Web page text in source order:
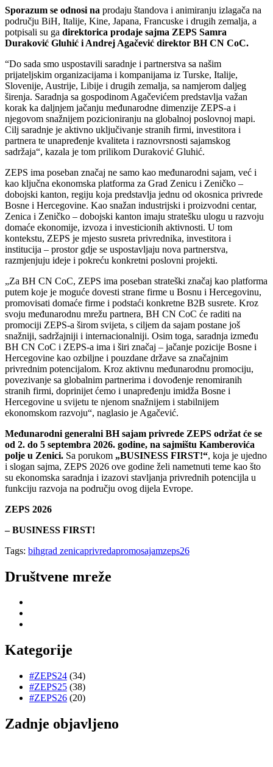
Sporazum se odnosi na prodaju štandova i animiranju izlagača na
području BiH, Italije, Kine, Japana, Francuske i drugih zemalja, a
potpisali su ga direktorica prodaje sajma ZEPS Samra
Duraković Gluhić i Andrej Agačević direktor BH CN CoC.
“Do sada smo uspostavili saradnje i partnerstva sa našim
prijateljskim organizacijama i kompanijama iz Turske, Italije,
Slovenije, Austrije, Libije i drugih zemalja, sa namjerom daljeg
širenja. Saradnja sa gospodinom Agačevićem predstavlja važan
korak ka daljnjem jačanju međunarodne dimenzije ZEPS-a i
njegovom snažnijem pozicioniranju na globalnoj poslovnoj mapi.
Cilj saradnje je aktivno uključivanje stranih firmi, investitora i
partnera te unapređenje kvaliteta i raznovrsnosti sajamskog
sadržaja“, kazala je tom prilikom Duraković Gluhić.
ZEPS ima poseban značaj ne samo kao međunarodni sajam, već i
kao ključna ekonomska platforma za Grad Zenicu i Zeničko –
dobojski kanton, regiju koja predstavlja jednu od okosnica privrede
Bosne i Hercegovine. Kao snažan industrijski i proizvodni centar,
Zenica i Zeničko – dobojski kanton imaju stratešku ulogu u razvoju
domaće ekonomije, izvoza i investicionih aktivnosti. U tom
kontekstu, ZEPS je mjesto susreta privrednika, investitora i
institucija – prostor gdje se uspostavljaju nova partnerstva,
razmjenjuju ideje i pokreću konkretni poslovni projekti.
„Za BH CN CoC, ZEPS ima poseban strateški značaj kao platforma
putem koje je moguće dovesti strane firme u Bosnu i Hercegovinu,
promovisati domaće firme i podstaći konkretne B2B susrete. Kroz
svoju međunarodnu mrežu partnera, BH CN CoC će raditi na
promociji ZEPS-a širom svijeta, s ciljem da sajam postane još
snažniji, sadržajniji i internacionalniji. Osim toga, saradnja između
BH CN CoC i ZEPS-a ima i širi značaj – jačanje pozicije Bosne i
Hercegovine kao ozbiljne i pouzdane države sa značajnim
privrednim potencijalom. Kroz aktivnu međunarodnu promociju,
povezivanje sa globalnim partnerima i dovođenje renomiranih
stranih firmi, doprinijet ćemo i unapređenju imidža Bosne i
Hercegovine u svijetu te njenom snažnijem i stabilnijem
ekonomskom razvoju“, naglasio je Agačević.
Međunarodni generalni BH sajam privrede ZEPS održat će se
od 2. do 5 septembra 2026. godine, na sajmištu Kamberovića
polje u Zenici. Sa porukom „BUSINESS FIRST!“, koja je ujedno
i slogan sajma, ZEPS 2026 ove godine želi nametnuti teme kao što
su ekonomska saradnja i izazovi stavljanja privrednih potencijla u
funkciju razvoja na području ovog dijela Evrope.
ZEPS 2026
– BUSINESS FIRST!
Tags: bihgrad zenicaprivredapromosajamzeps26
Društvene mreže
Kategorije
#ZEPS24 (34)
#ZEPS25 (38)
#ZEPS26 (20)
Zadnje objavljeno